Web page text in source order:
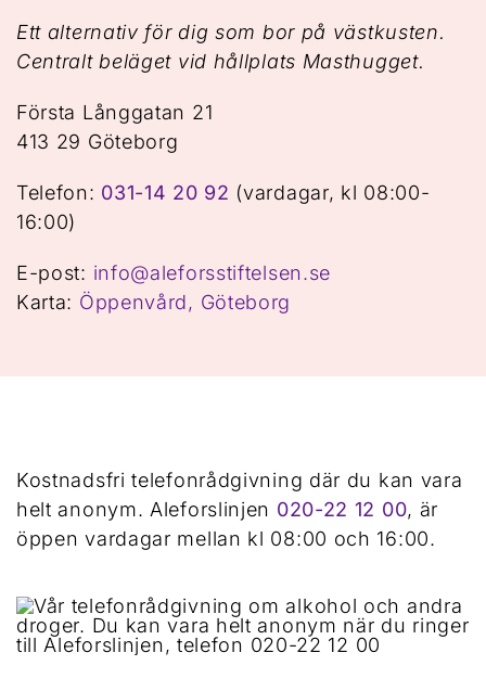
Ett alternativ för dig som bor på västkusten.
Centralt beläget vid hållplats Masthugget.
Första Långgatan 21
413 29 Göteborg
Telefon: 031-14 20 92 (vardagar, kl 08:00-
16:00)
E-post: info@aleforsstiftelsen.se
Karta: Öppenvård, Göteborg
Kostnadsfri telefonrådgivning där du kan vara
helt anonym. Aleforslinjen 020-22 12 00, är
öppen vardagar mellan kl 08:00 och 16:00.